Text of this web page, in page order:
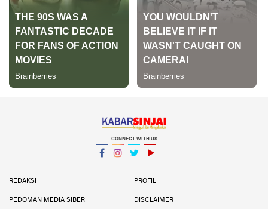
CONNECT WITH US
REDAKSI
PROFIL
PEDOMAN MEDIA SIBER DISCLAIMER